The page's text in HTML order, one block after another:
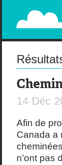
STREET,
14 Déc
Afin de
Canada a
n’ont pas